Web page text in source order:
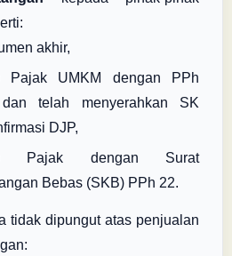
akhir,
Pajak UMKM dengan PPh
telah menyerahkan SK
DJP,
Pajak dengan Surat
Bebas (SKB) PPh 22.
tidak dipungut atas penjualan